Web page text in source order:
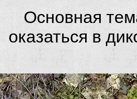
Основная
оказаться в